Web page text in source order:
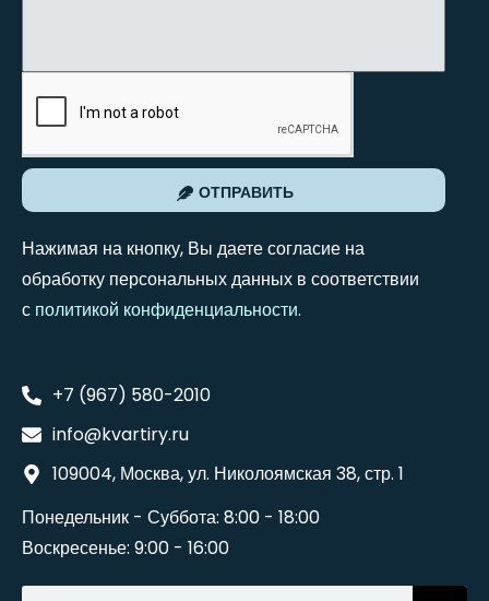
ОТПРАВИТЬ
Нажимая на кнопку, Вы даете согласие на
обработку персональных данных в соответствии
с политикой конфиденциальности.
+7 (967) 580-2010
info@kvartiry.ru
109004, Москва, ул. Николоямская 38, стр. 1
Понедельник - Суббота: 8:00 - 18:00
Воскресенье: 9:00 - 16:00